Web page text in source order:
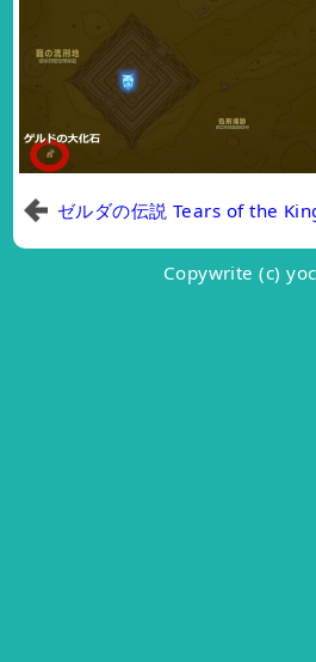
ゼルダの伝説 Tears of the
Copywrite (c)